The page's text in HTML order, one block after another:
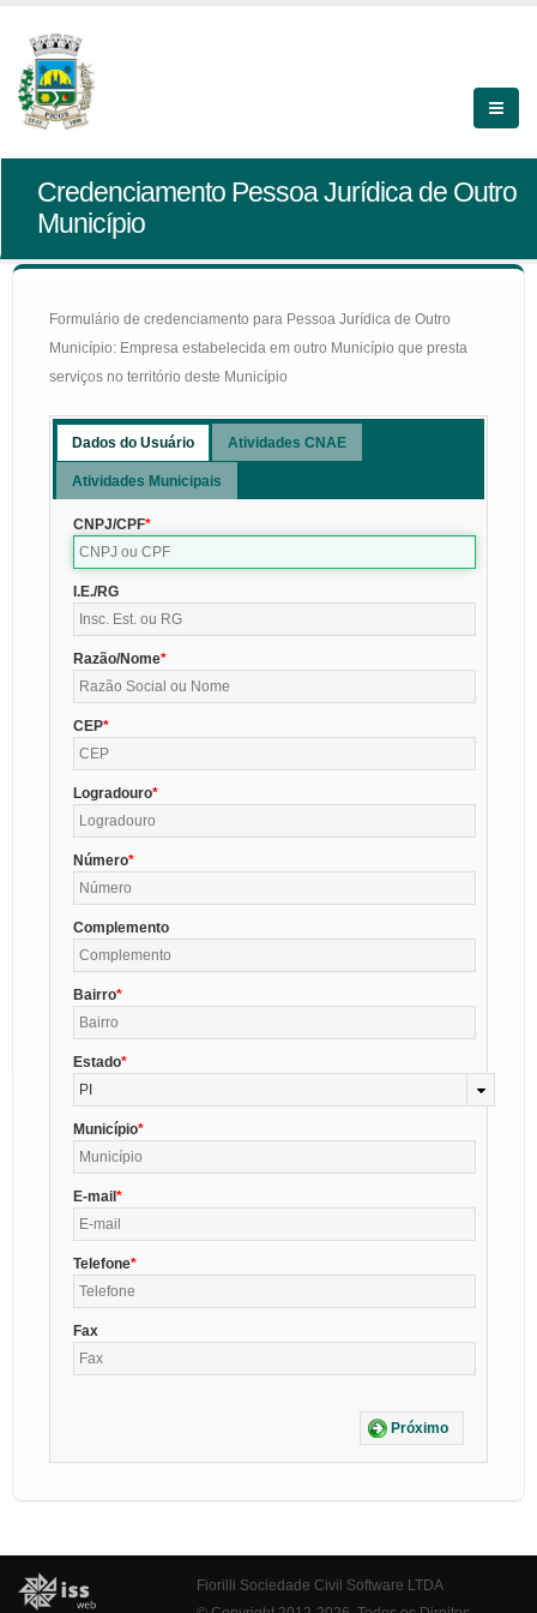
Credenciamento Pessoa Jurídica de Outro
Município
Formulário de credenciamento para Pessoa Jurídica de Outro
Município: Empresa estabelecida em outro Município que presta
serviços no território deste Município
Dados do Usuário Atividades CNAE
Atividades Municipais
CNPJ/CPF
I.E./RG
Razão/Nome
CEP
Logradouro
Número
Complemento
Bairro
Estado
PI
Município
E-mail
Telefone
Fax
Próximo
Fiorilli Sociedade Civil Software LTDA